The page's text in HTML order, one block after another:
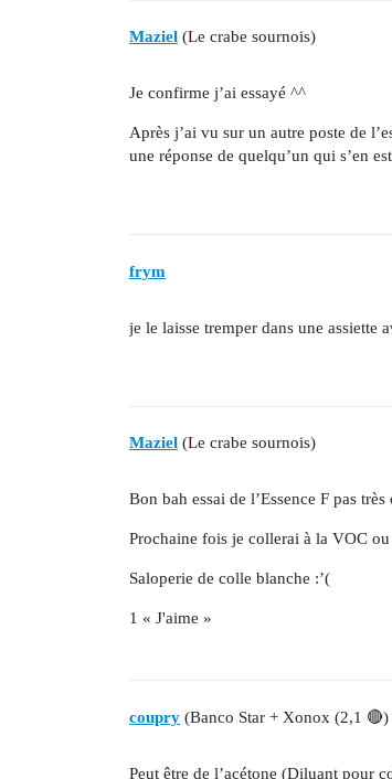
Maziel (Le crabe sournois)
Je confirme j’ai essayé ^^
Après j’ai vu sur un autre poste de
une réponse de quelqu’un qui s’en
frym
je le laisse tremper dans une assiette
Maziel (Le crabe sournois)
Bon bah essai de l’Essence F pas
Prochaine fois je collerai à la VOC
Saloperie de colle blanche :’(
1 « J'aime »
coupry (Banco Star + Xonox (2,1
Peut être de l’acétone (Diluant pour